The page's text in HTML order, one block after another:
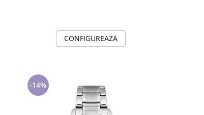
CONFIGUREAZA
-14%